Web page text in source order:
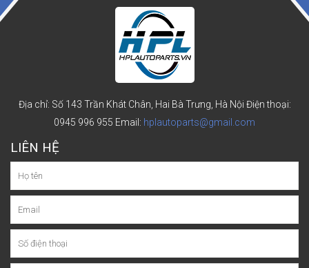
Địa chỉ: Số 143 Trần Khát Chân, Hai Bà Trưng, Hà Nội Điện thoại:
0945 996 955 Email: hplautoparts@gmail.com
LIÊN HỆ